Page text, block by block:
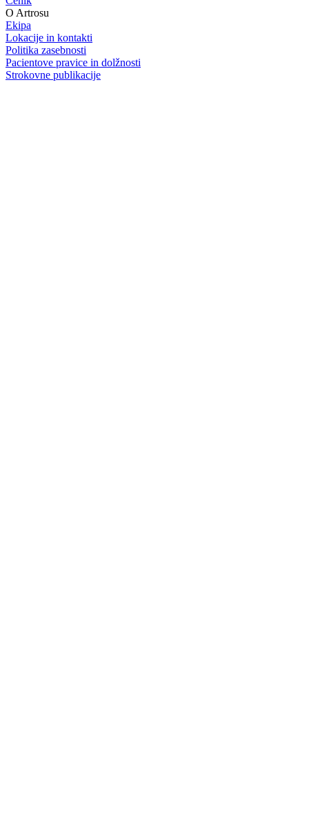
O Artrosu
Ekipa
Lokacije in kontakti
Politika zasebnosti
Pacientove pravice in dolžnosti
Strokovne publikacije